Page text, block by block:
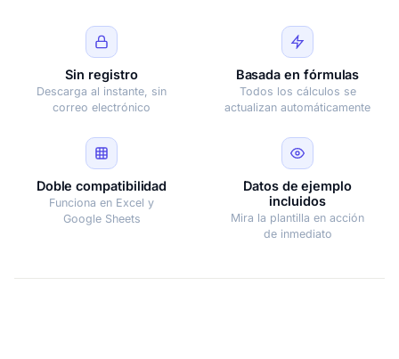
Sin registro
Descarga al instante, sin
correo electrónico
Basada en fórmulas
Todos los cálculos se
actualizan automáticamente
Doble compatibilidad
Funciona en Excel y
Google Sheets
Datos de ejemplo
incluidos
Mira la plantilla en acción
de inmediato